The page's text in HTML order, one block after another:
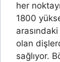
her
1800
olan
sağlıyor.